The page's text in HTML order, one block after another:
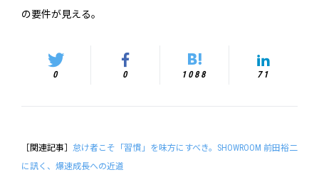
の要件が見える。
0 0 1088 71
［関連記事］ 怠け者こそ「習慣」を味方にすべき。SHOWROOM 前田裕二
に訊く、爆速成長への近道